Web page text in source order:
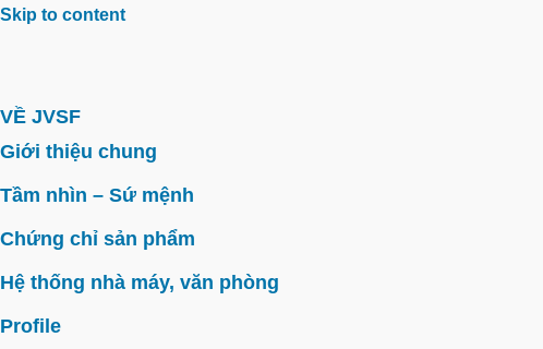
Skip to content
VỀ JVSF
Giới thiệu chung
Tầm nhìn – Sứ mệnh
Chứng chỉ sản phẩm
Hệ thống nhà máy, văn phòng
Profile